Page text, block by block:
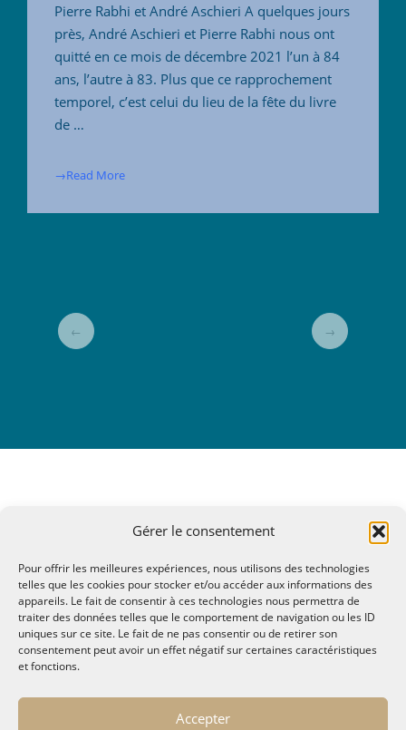
Gérer le consentement
Pour offrir les meilleures expériences, nous utilisons des technologies
telles que les cookies pour stocker et/ou accéder aux informations des
appareils. Le fait de consentir à ces technologies nous permettra de
traiter des données telles que le comportement de navigation ou les ID
uniques sur ce site. Le fait de ne pas consentir ou de retirer son
consentement peut avoir un effet négatif sur certaines caractéristiques
et fonctions.
Accepter
Pierre Rabhi et André Aschieri A quelques jours
près, André Aschieri et Pierre Rabhi nous ont
quitté en ce mois de décembre 2021 l’un à 84
ans, l’autre à 83. Plus que ce rapprochement
temporel, c’est celui du lieu de la fête du livre
de …
→Read More
← →
© MALTAE, Mémoire A Lire, Territoire A l'Ecoute / 1995-
2025